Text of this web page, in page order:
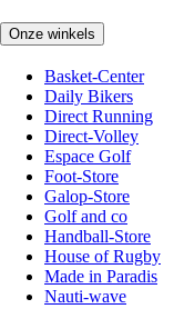
Onze winkels
Basket-Center
Daily Bikers
Direct Running
Direct-Volley
Espace Golf
Foot-Store
Galop-Store
Golf and co
Handball-Store
House of Rugby
Made in Paradis
Nauti-wave